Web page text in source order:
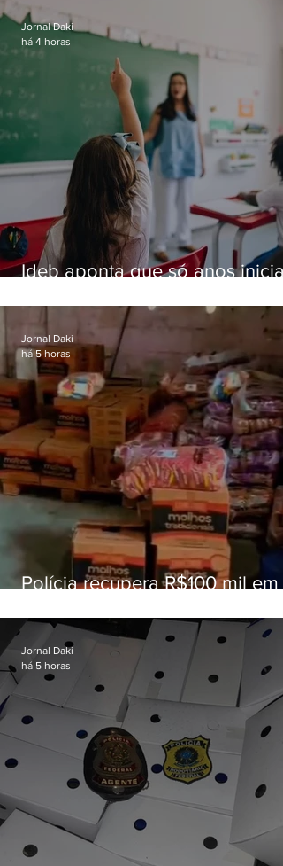
Ideb aponta que só anos
educação
Jornal Daki
há 4 horas
Polícia recupera R$100 mil em
Fluminense
Jornal Daki
há 5 horas
Jornal Daki
há 5 horas